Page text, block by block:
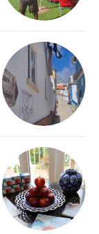
e versões